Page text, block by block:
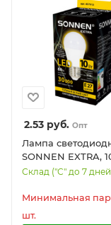
2.53 руб. Опт
Лампа
SONNEN EXTRA,
Вт, E27, шар,
10W-2700-Е27,
Склад ("С" до 7
Минимальная
шт.